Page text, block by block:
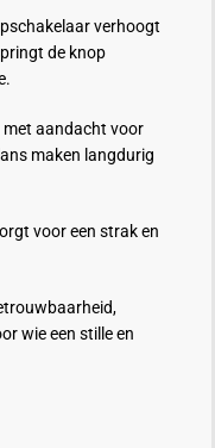
verhoogt
de knop
met aandacht voor
maken langdurig
voor een strak en
wie een stille en